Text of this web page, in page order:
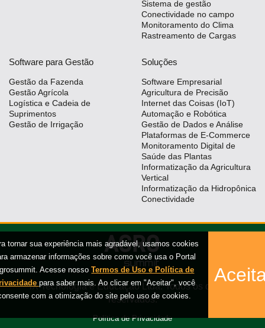
tornar sua experiência mais agradável, usamos cookies
armazenar informações sobre como você usa o Portal
Acesse nossoTermos de Uso e Política de
para saber mais. Ao clicar em "Aceitar", você
com a otimização do site pelo uso de cookies.
Sistema de gestão
Conectividade no campo
Monitoramento do Clima
Rastreamento de Cargas
Software para Gestão
Gestão da Fazenda
Gestão Agrícola
Logística e Cadeia de
Suprimentos
Gestão de Irrigação
Soluções
Software Empresarial
Agricultura de Precisão
Internet das Coisas (IoT)
Automação e Robótica
Gestão de Dados e Análise
Plataformas de E-Commerce
Monitoramento Digital de
Saúde das Plantas
Informatização da Agricultura
Vertical
Informatização da Hidropônica
Conectividade
iX Tecnologia e Educação Ltda. Todos os direitos
reservados.
Política de Privacidade